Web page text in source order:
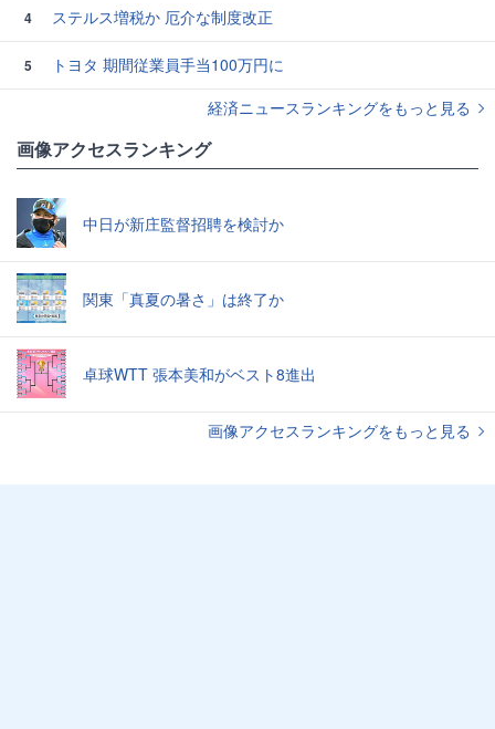
4 ステルス増税か 厄介な制度改正
5
トヨタ 期間従業員手当100万円に
経済ニュースランキングをもっと見る
画像アクセスランキング
中日が新庄監督招聘を検討か
関東「真夏の暑さ」は終了か
卓球WTT 張本美和がベスト8進出
画像アクセスランキングをもっと見る